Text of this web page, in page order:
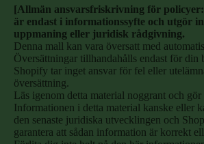
[Allmän ansvarsfriskrivning för
är endast i informationssyfte och utgör
uppmaning eller juridisk rådgivning.
Denna mall kan vara översatt med
Översättningar tillhandahålls endast för din
Shopify tar inget ansvar för fel eller
översättning.
Läs igenom detta material noggrant och
Informationen i detta material kanske eller
den senaste juridiska utvecklingen och
garantera att sådan information är korrekt